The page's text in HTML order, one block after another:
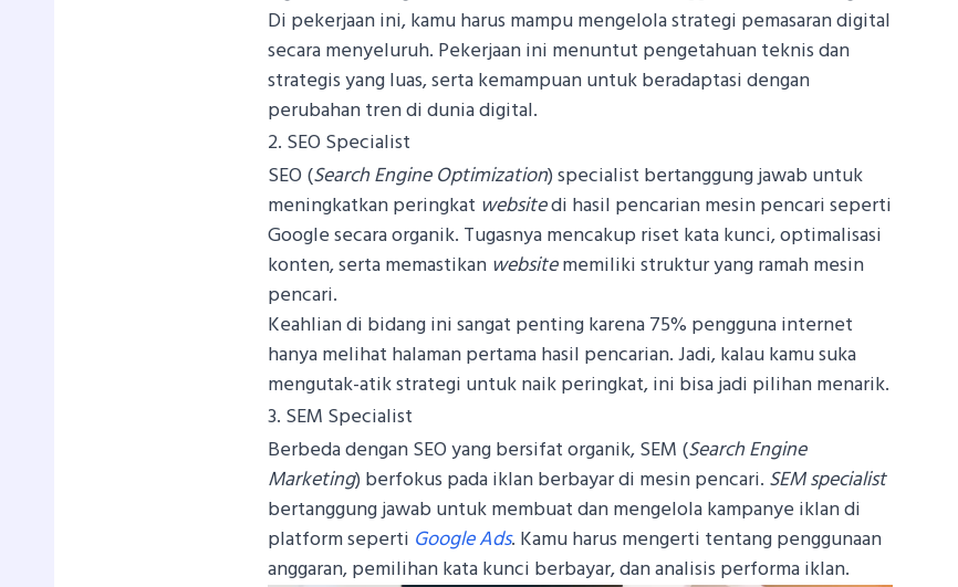
Di pekerjaan ini, kamu harus mampu mengelola strategi pemasaran digital
secara menyeluruh. Pekerjaan ini menuntut pengetahuan teknis dan
strategis yang luas, serta kemampuan untuk beradaptasi dengan
perubahan tren di dunia digital.
2. SEO Specialist
SEO (Search Engine Optimization) specialist bertanggung jawab untuk
meningkatkan peringkat websitedi hasil pencarian mesin pencari seperti
Google secara organik. Tugasnya mencakup riset kata kunci, optimalisasi
konten, serta memastikan websitememiliki struktur yang ramah mesin
pencari.
Keahlian di bidang ini sangat penting karena 75% pengguna internet
hanya melihat halaman pertama hasil pencarian. Jadi, kalau kamu suka
mengutak-atik strategi untuk naik peringkat, ini bisa jadi pilihan menarik.
3. SEM Specialist
Berbeda dengan SEO yang bersifat organik, SEM (Search Engine
Marketing) berfokus pada iklan berbayar di mesin pencari. SEM specialist
bertanggung jawab untuk membuat dan mengelola kampanye iklan di
platform seperti Google Ads. Kamu harus mengerti tentang penggunaan
anggaran, pemilihan kata kunci berbayar, dan analisis performa iklan.